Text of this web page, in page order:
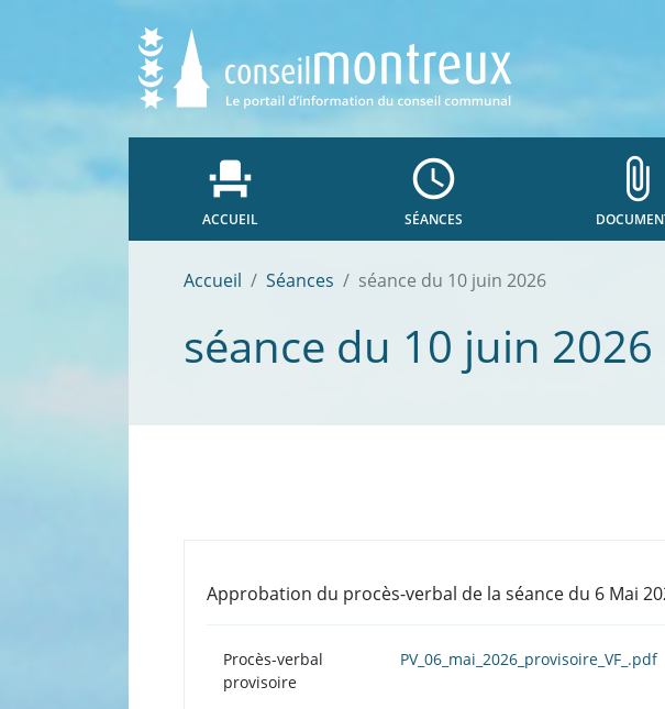
event_seat
ACCUEIL
access_time
SÉANCES
attach_file
Accueil Séances séance du 10 juin 2026
séance du 10 juin 2026
Approbation du procès-verbal de la séance du 6 Mai
Procès-verbal
provisoire
PV_06_mai_2026_provisoire_VF_.pdf